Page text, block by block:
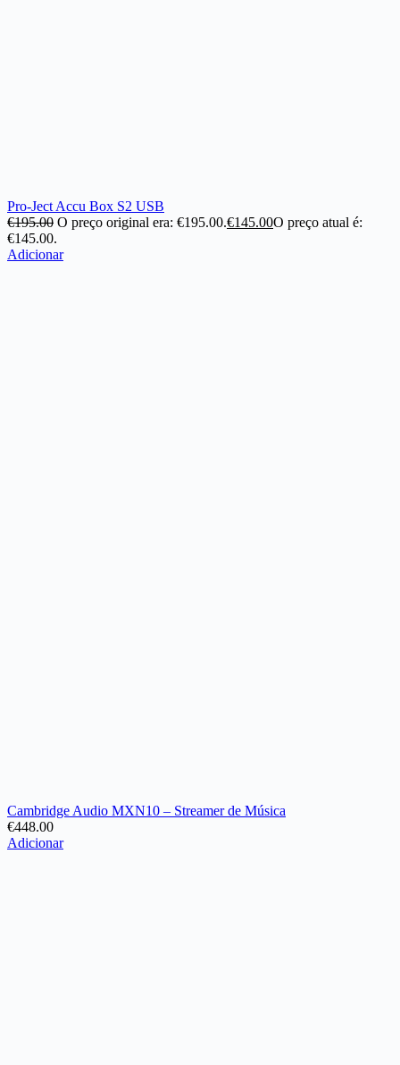
Pro-Ject Accu Box S2 USB
€195.00 O preço original era: €195.00.€145.00O preço atual é:
€145.00.
Adicionar
Cambridge Audio MXN10 – Streamer de Música
€448.00
Adicionar